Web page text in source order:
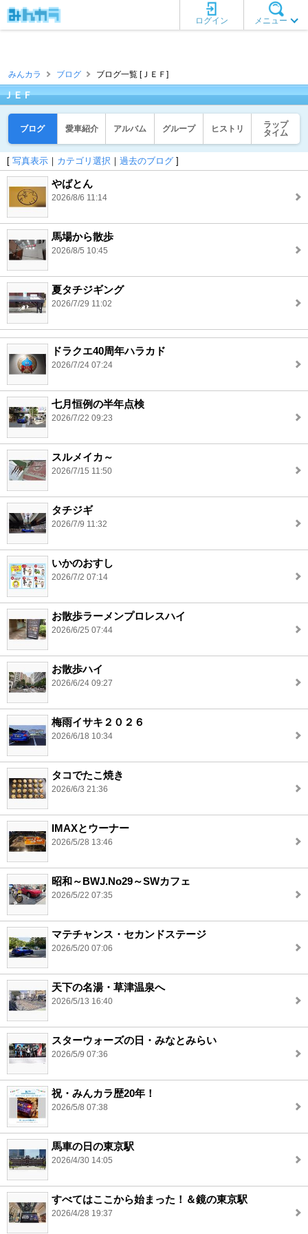
メニュー
ログイン
みんカラ ブログ ブログ一覧 [ＪＥＦ]
ＪＥＦ
ブログ 愛車紹介 アルバム グループ ヒストリ
ラップ
タイム
[ 写真表示 ｜ カテゴリ選択 ｜ 過去のブログ ]
やばとん
2026/8/6 11:14
馬場から散歩
2026/8/5 10:45
夏タチジギング
2026/7/29 11:02
ドラクエ40周年ハラカド
2026/7/24 07:24
七月恒例の半年点検
2026/7/22 09:23
スルメイカ～
2026/7/15 11:50
タチジギ
2026/7/9 11:32
いかのおすし
2026/7/2 07:14
お散歩ラーメンプロレスハイ
2026/6/25 07:44
お散歩ハイ
2026/6/24 09:27
梅雨イサキ２０２６
2026/6/18 10:34
タコでたこ焼き
2026/6/3 21:36
IMAXとウーナー
2026/5/28 13:46
昭和～BWJ.No29～SWカフェ
2026/5/22 07:35
マテチャンス・セカンドステージ
2026/5/20 07:06
天下の名湯・草津温泉へ
2026/5/13 16:40
スターウォーズの日・みなとみらい
2026/5/9 07:36
祝・みんカラ歴20年！
2026/5/8 07:38
馬車の日の東京駅
2026/4/30 14:05
すべてはここから始まった！＆鏡の東京駅
2026/4/28 19:37